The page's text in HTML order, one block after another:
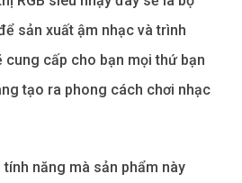
sản xuất ậm nhạc và trình
cung cấp cho bạn mọi thứ bạn
tạo ra phong cách chơi nhạc
năng mà sản phẩm này